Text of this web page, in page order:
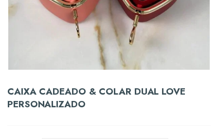
CAIXA CADEADO & COLAR DUAL LOVE
PERSONALIZADO